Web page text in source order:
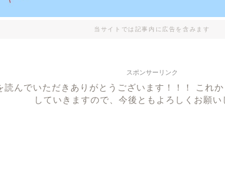
当サイトでは記事内に広告を含みます
スポンサーリンク
読んでいただきありがとうございます！！！ これ
していきますので、今後ともよろしくお願